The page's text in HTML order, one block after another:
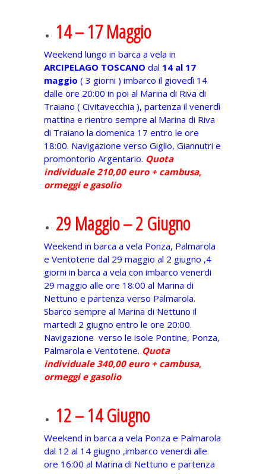
14 – 17 Maggio
Weekend lungo in barca a vela in
ARCIPELAGO TOSCANO dal 14 al 17
maggio ( 3 giorni ) imbarco il giovedì 14
dalle ore 20:00 in poi al Marina di Riva di
Traiano ( Civitavecchia ), partenza il venerdì
mattina e rientro sempre al Marina di Riva
di Traiano la domenica 17 entro le ore
18:00. Navigazione verso Giglio, Giannutri e
promontorio Argentario. Quota
individuale 210,00 euro + cambusa,
ormeggi e gasolio
29 Maggio – 2 Giugno
Weekend in barca a vela Ponza, Palmarola
e Ventotene dal 29 maggio al 2 giugno ,4
giorni in barca a vela con imbarco venerdi
29 maggio alle ore 18:00 al Marina di
Nettuno e partenza verso Palmarola.
Sbarco sempre al Marina di Nettuno il
martedi 2 giugno entro le ore 20:00.
Navigazione verso le isole Pontine, Ponza,
Palmarola e Ventotene. Quota
individuale 340,00 euro + cambusa,
ormeggi e gasolio
12 – 14 Giugno
Weekend in barca a vela Ponza e Palmarola
dal 12 al 14 giugno ,imbarco venerdi alle
ore 16:00 al Marina di Nettuno e partenza